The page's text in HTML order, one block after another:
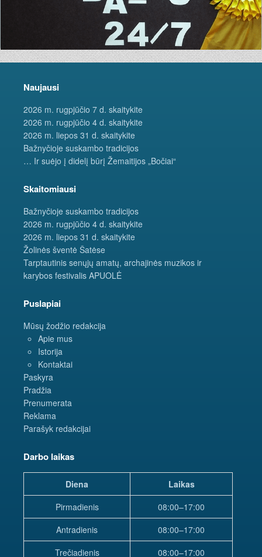
Naujausi
2026 m. rugpjūčio 7 d. skaitykite
2026 m. rugpjūčio 4 d. skaitykite
2026 m. liepos 31 d. skaitykite
Bažnyčioje suskambo tradicijos
… Ir suėjo į didelį būrį Žemaitijos „Bočiai“
Skaitomiausi
Bažnyčioje suskambo tradicijos
2026 m. rugpjūčio 4 d. skaitykite
2026 m. liepos 31 d. skaitykite
Žolinės šventė Šatėse
Tarptautinis senųjų amatų, archajinės muzikos ir
karybos festivalis APUOLĖ
Puslapiai
Mūsų žodžio redakcija
Apie mus
Istorija
Kontaktai
Paskyra
Pradžia
Prenumerata
Reklama
Parašyk redakcijai
Darbo laikas
Diena
Laikas
Pirmadienis
08:00–17:00
Antradienis
08:00–17:00
Trečiadienis
08:00–17:00